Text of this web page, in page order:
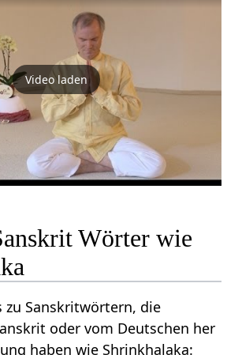
Video laden
Wörter wie
zu Sanskritwörtern, die
oder vom Deutschen her
haben wie Shrinkhalaka: